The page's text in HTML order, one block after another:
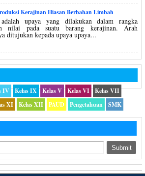
Kerajinan Hiasan Berbahan Limbah
upaya yang dilakukan dalam rangka
nilai pada suatu barang kerajinan. Arah
ditujukan kepada upaya upaya...
IV Kelas IX Kelas V Kelas VI
Kelas VII
XI Kelas XII PAUD Pengetahuan SMK